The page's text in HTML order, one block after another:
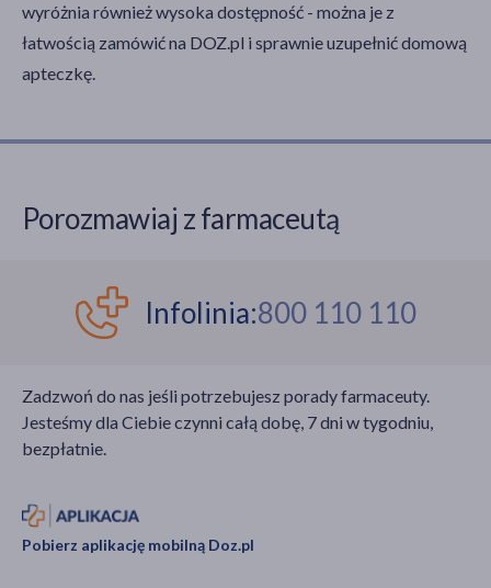
wyróżnia również wysoka dostępność - można je z
łatwością zamówić na DOZ.pl i sprawnie uzupełnić domową
apteczkę.
Porozmawiaj z farmaceutą
Infolinia:800 110 110
Zadzwoń do nas jeśli potrzebujesz porady farmaceuty.
Jesteśmy dla Ciebie czynni całą dobę, 7 dni w tygodniu,
bezpłatnie.
Pobierz aplikację mobilną Doz.pl